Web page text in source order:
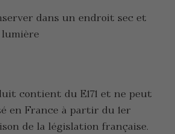
dans un endroit sec et
lumière
contient du E171 et ne peut
en France à partir du 1er
de la législation française.